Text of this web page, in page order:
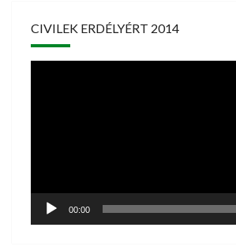
CIVILEK ERDÉLYÉRT 2014
00:00